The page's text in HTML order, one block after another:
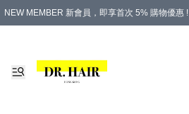
NEW MEMBER 新會員，即享首次 5% 購物優惠 !